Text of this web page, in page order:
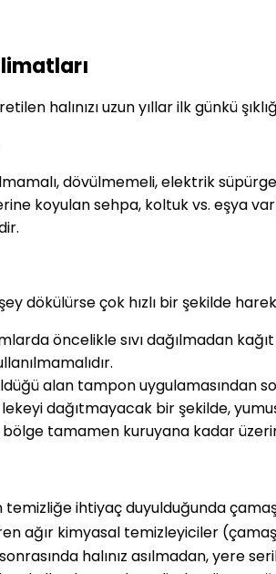
halınızı uzun yıllar ilk günkü
dövülmemeli, elektrik
koyulan sehpa, koltuk vs. eşya
dökülürse çok hızlı bir şekilde
öncelikle sıvı dağılmadan
alan tampon uygulamasından
dağıtmayacak bir şekilde,
tamamen kuruyana kadar
temizliğe ihtiyaç duyulduğunda
ağır kimyasal temizleyiciler
halınız asılmadan, yere